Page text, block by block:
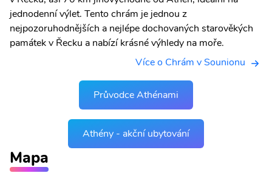
jednodenní výlet. Tento chrám je jednou z
nejpozoruhodnějších a nejlépe dochovaných starověkých
památek v Řecku a nabízí krásné výhledy na moře.
Více o Chrám v Sounionu
Průvodce Athénami
Athény - akční ubytování
Mapa